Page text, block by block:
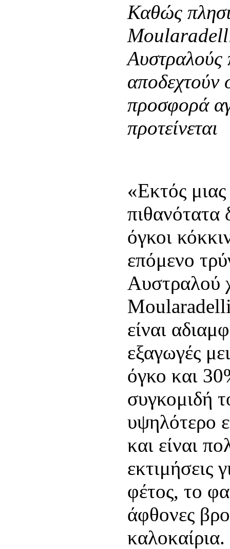
Καθώς
αποδεχτούν
προσφορά
προτείνεται
«Εκτός
πιθανότατα
όγκοι
επόμενο
Αυστραλού
είναι
εξαγωγές
όγκο και
συγκομιδή
υψηλότερο
και είναι
εκτιμήσεις
φέτος, το
άφθονες
καλοκαίρια.